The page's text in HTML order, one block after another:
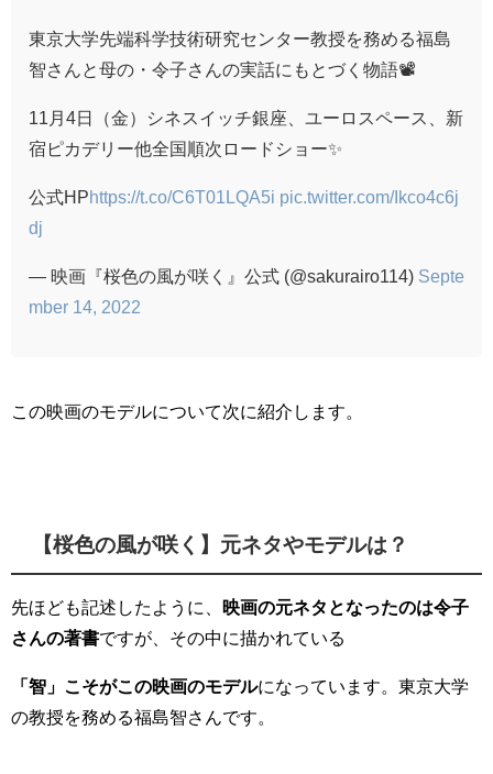
東京大学先端科学技術研究センター教授を務める福島
智さんと母の・令子さんの実話にもとづく物語📽️
11月4日（金）シネスイッチ銀座、ユーロスペース、新
宿ピカデリー他全国順次ロードショー✨
公式HPhttps://t.co/C6T01LQA5i pic.twitter.com/Ikco4c6j
dj
— 映画『桜色の風が咲く』公式 (@sakurairo114) Septe
mber 14, 2022
この映画のモデルについて次に紹介します。
【桜色の風が咲く】元ネタやモデルは？
先ほども記述したように、
映画の元ネタとなったのは令子
さんの著書ですが、その中に描かれている
「智」こそがこの映画のモデルになっています。東京大学
の教授を務める福島智さんです。